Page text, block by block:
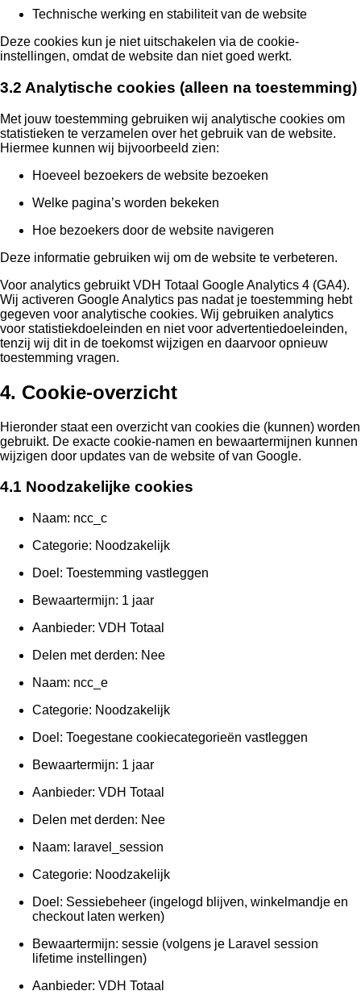
Technische werking en stabiliteit van de website
Deze cookies kun je niet uitschakelen via de cookie-
instellingen, omdat de website dan niet goed werkt.
3.2 Analytische cookies (alleen na toestemming)
Met jouw toestemming gebruiken wij analytische cookies om
statistieken te verzamelen over het gebruik van de website.
Hiermee kunnen wij bijvoorbeeld zien:
Hoeveel bezoekers de website bezoeken
Welke pagina’s worden bekeken
Hoe bezoekers door de website navigeren
Deze informatie gebruiken wij om de website te verbeteren.
Voor analytics gebruikt VDH Totaal Google Analytics 4 (GA4).
Wij activeren Google Analytics pas nadat je toestemming hebt
gegeven voor analytische cookies. Wij gebruiken analytics
voor statistiekdoeleinden en niet voor advertentiedoeleinden,
tenzij wij dit in de toekomst wijzigen en daarvoor opnieuw
toestemming vragen.
4. Cookie-overzicht
Hieronder staat een overzicht van cookies die (kunnen) worden
gebruikt. De exacte cookie-namen en bewaartermijnen kunnen
wijzigen door updates van de website of van Google.
4.1 Noodzakelijke cookies
Naam: ncc_c
Categorie: Noodzakelijk
Doel: Toestemming vastleggen
Bewaartermijn: 1 jaar
Aanbieder: VDH Totaal
Delen met derden: Nee
Naam: ncc_e
Categorie: Noodzakelijk
Doel: Toegestane cookiecategorieën vastleggen
Bewaartermijn: 1 jaar
Aanbieder: VDH Totaal
Delen met derden: Nee
Naam: laravel_session
Categorie: Noodzakelijk
Doel: Sessiebeheer (ingelogd blijven, winkelmandje en
checkout laten werken)
Bewaartermijn: sessie (volgens je Laravel session
lifetime instellingen)
Aanbieder: VDH Totaal